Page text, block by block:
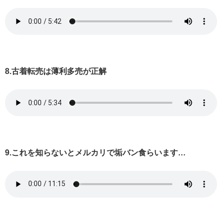
8.古着転売は薄利多売が正解
9.これを知らないとメルカリで垢バン食らいます…